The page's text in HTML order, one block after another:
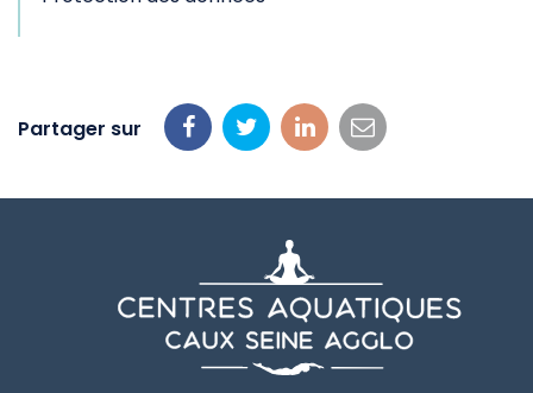
Partager sur
Partager
Facebook
Partager
Twitter
Partager
LinkedIn
Partager
email